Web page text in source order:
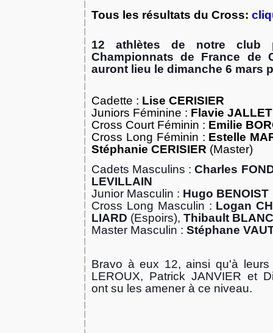
Tous les résultats du Cross:
12 athlètes de notre club
Championnats de France de
auront lieu le dimanche 6 mars
Cadette : Lise CERISIER
Juniors Féminine : Flavie JALLET
Cross Court Féminin : Emilie
Cross Long Féminin : Estelle
Stéphanie CERISIER (Master)
Cadets Masculins :Charles
LEVILLAIN
Junior Masculin : Hugo BENOIST
Cross Long Masculin : Logan
LIARD (Espoirs), Thibault
Master Masculin : Stéphane
Bravo à eux 12, ainsi qu'à leurs
LEROUX, Patrick JANVIER et
ont su les amener à ce niveau.